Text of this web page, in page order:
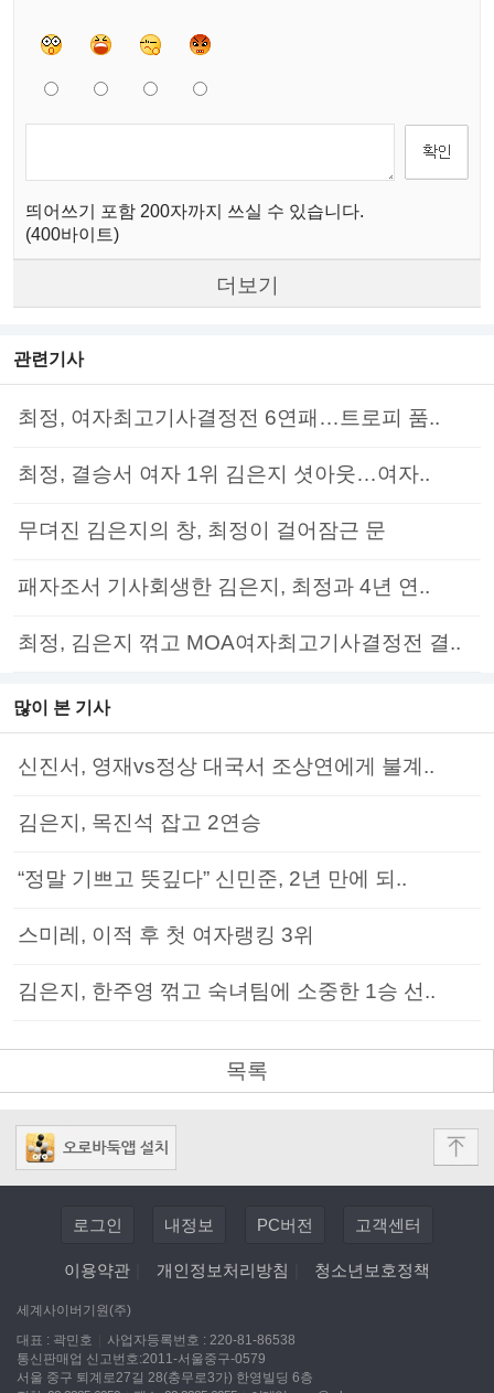
띄어쓰기 포함 200자까지 쓰실 수 있습니다.
(400바이트)
더보기
관련기사
최정, 여자최고기사결정전 6연패…트로피 품..
최정, 결승서 여자 1위 김은지 셧아웃…여자..
무뎌진 김은지의 창, 최정이 걸어잠근 문
패자조서 기사회생한 김은지, 최정과 4년 연..
최정, 김은지 꺾고 MOA여자최고기사결정전 결..
많이 본 기사
신진서, 영재vs정상 대국서 조상연에게 불계..
김은지, 목진석 잡고 2연승
“정말 기쁘고 뜻깊다” 신민준, 2년 만에 되..
스미레, 이적 후 첫 여자랭킹 3위
김은지, 한주영 꺾고 숙녀팀에 소중한 1승 선..
목록
로그인 내정보 PC버전 고객센터
이용약관 개인정보처리방침 청소년보호정책
세계사이버기원(주)
대표 : 곽민호
사업자등록번호 : 220-81-86538
통신판매업 신고번호:2011-서울중구-0579
서울 중구 퇴계로27길 28(충무로3가) 한영빌딩 6층